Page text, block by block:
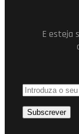
E esteja